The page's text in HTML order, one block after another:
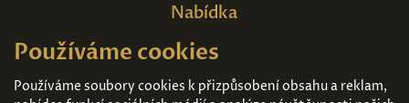
Nabídka
Domů
Expozice
Kontakt
Používáme cookies
Používáme soubory cookies k přizpůsobení obsahu a reklam,